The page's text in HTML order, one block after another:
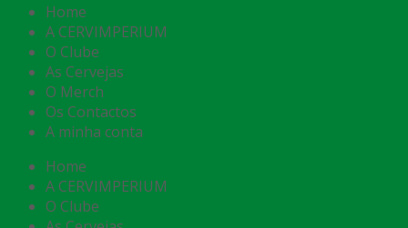
Home
A CERVIMPERIUM
O Clube
As Cervejas
O Merch
Os Contactos
A minha conta
Home
A CERVIMPERIUM
O Clube